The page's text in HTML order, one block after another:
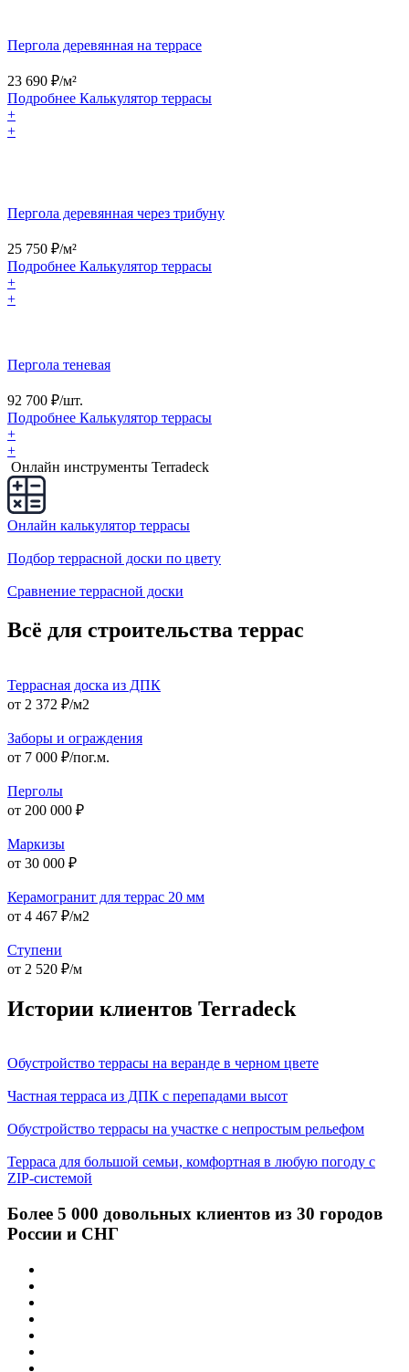
Пергола деревянная на террасе
23 690 ₽/м²
Подробнее Калькулятор террасы
+
+
Пергола деревянная через трибуну
25 750 ₽/м²
Подробнее Калькулятор террасы
+
+
Пергола теневая
92 700 ₽/шт.
Подробнее Калькулятор террасы
+
+
Онлайн инструменты Terradeck
Онлайн калькулятор террасы
Подбор террасной доски по цвету
Сравнение террасной доски
Всё для строительства террас
Террасная доска из ДПК
от 2 372 ₽/м2
Заборы и ограждения
от 7 000 ₽/пог.м.
Перголы
от 200 000 ₽
Маркизы
от 30 000 ₽
Керамогранит для террас 20 мм
от 4 467 ₽/м2
Ступени
от 2 520 ₽/м
Истории клиентов Terradeck
Обустройство террасы на веранде в черном цвете
Частная терраса из ДПК с перепадами высот
Обустройство террасы на участке с непростым рельефом
Терраса для большой семьи, комфортная в любую погоду с
ZIP-системой
Более 5 000 довольных клиентов из 30 городов
России и СНГ